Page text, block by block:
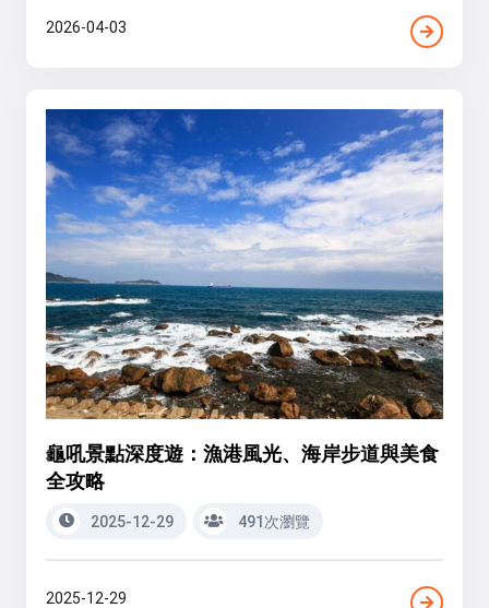
2026-04-03
龜吼景點深度遊：漁港風光、海岸步道與美食
全攻略
2025-12-29 491次瀏覽
2025-12-29